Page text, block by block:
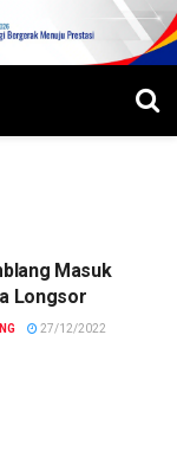
Masuk
Longsor
27/12/2022